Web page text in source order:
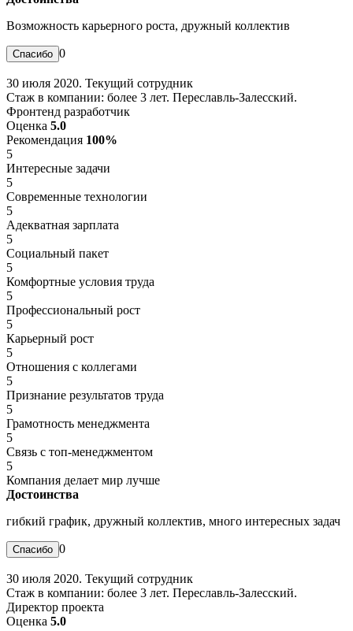
Возможность карьерного роста, дружный коллектив
0
30 июля 2020. Текущий сотрудник
Стаж в компании: более 3 лет. Переславль-Залесский.
Фронтенд разработчик
Оценка 5.0
Рекомендация 100%
5
Интересные задачи
5
Современные технологии
5
Адекватная зарплата
5
Социальный пакет
5
Комфортные условия труда
5
Профессиональный рост
5
Карьерный рост
5
Отношения с коллегами
5
Признание результатов труда
5
Грамотность менеджмента
5
Связь с топ-менеджментом
5
Компания делает мир лучше
Достоинства
гибкий график, дружный коллектив, много интересных задач
0
30 июля 2020. Текущий сотрудник
Стаж в компании: более 3 лет. Переславль-Залесский.
Директор проекта
Оценка 5.0